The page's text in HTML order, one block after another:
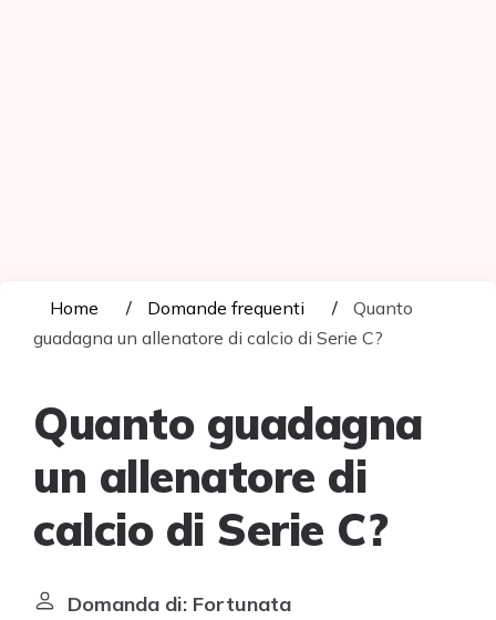
Home Domande frequenti
Quanto
guadagna un allenatore di calcio di Serie C?
Quanto guadagna
un allenatore di
calcio di Serie C?
Domanda di: Fortunata